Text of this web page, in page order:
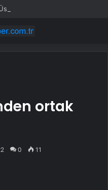
hedef olabilir’
ortak
0 11